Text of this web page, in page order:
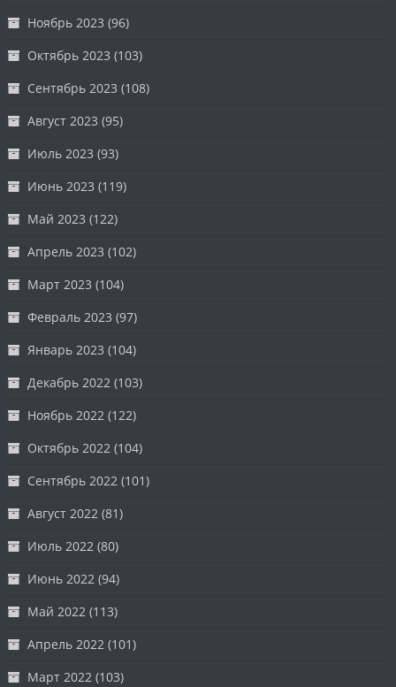
Ноябрь 2023 (96)
Октябрь 2023 (103)
Сентябрь 2023 (108)
Август 2023 (95)
Июль 2023 (93)
Июнь 2023 (119)
Май 2023 (122)
Апрель 2023 (102)
Март 2023 (104)
Февраль 2023 (97)
Январь 2023 (104)
Декабрь 2022 (103)
Ноябрь 2022 (122)
Октябрь 2022 (104)
Сентябрь 2022 (101)
Август 2022 (81)
Июль 2022 (80)
Июнь 2022 (94)
Май 2022 (113)
Апрель 2022 (101)
Март 2022 (103)